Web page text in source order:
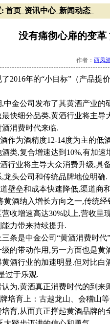
: 首页 资讯中心_ 新闻动态
没有痛彻心扉的变革
作者： 西凤
年的“小目标”（产品提价
公司发布了其黄酒产业的研
快细分品类,黄酒行业将主
消费时代来临.
为酒精度12-14度为主的低酒
类,复合增速达到10%,有加速
业将主导大众消费升级,具备
龙头公司和传统品牌地位明确.
垒和成本快速降低,渠道商和
黄酒纳入增长方向之一,传统
营收增速高达30%以上,营收
力带来持续提升.
是中金公司“黄酒消费时代”
级的带动作用,另一方面也是黄
酒行业的加速明显.但对比白
过于乐观.
,黄酒真正消费时代的到来
育上：古越龙山、会稽山等
育,从而真正撑起黄酒品牌的